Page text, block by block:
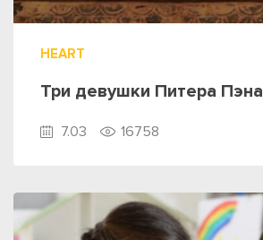
HEART
Три девушки Питера Пэна
7.03 16758